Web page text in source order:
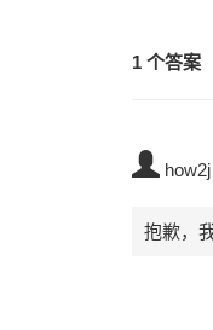
1 个答案
how2j
抱歉，